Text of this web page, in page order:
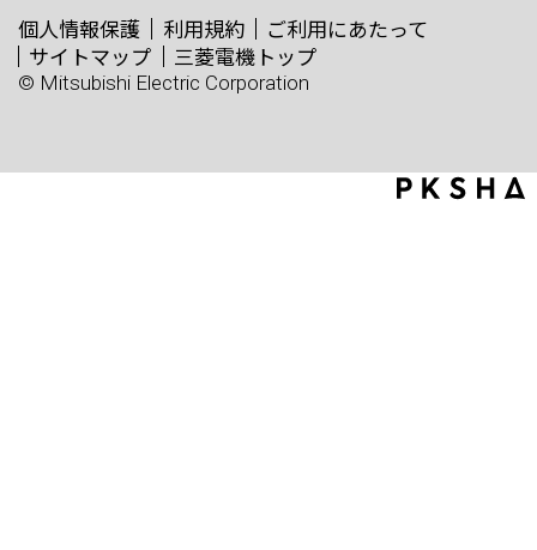
個人情報保護 利用規約
ご利用にあたって
サイトマップ
三菱電機トップ
© Mitsubishi Electric Corporation